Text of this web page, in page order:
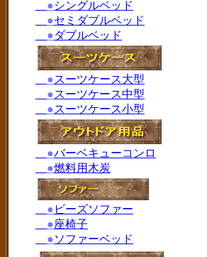
●シングルベッド
●セミダブルベッド
●ダブルベッド
●スーツケース大型
●スーツケース中型
●スーツケース小型
●バーベキューコンロ
●燃料用木炭
● ビーズソファー
●座椅子
●ソファーベッド